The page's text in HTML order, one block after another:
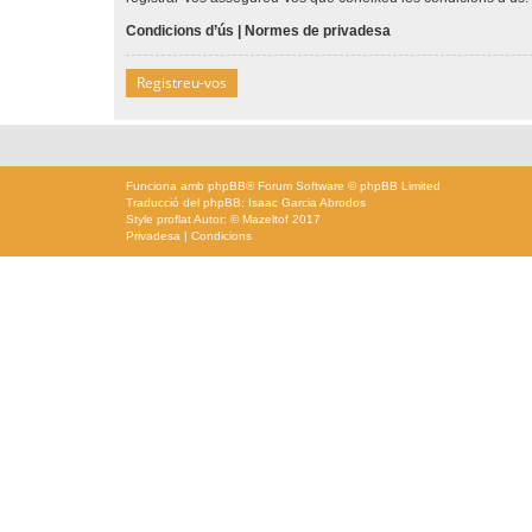
Condicions d’ús
Normes de privadesa
Registreu-vos
Funciona amb phpBB® Forum Software © phpBB Limited
Traducció del phpBB: Isaac Garcia Abrodos
Style proflatAutor: © Mazeltof 2017
Privadesa
Condicions